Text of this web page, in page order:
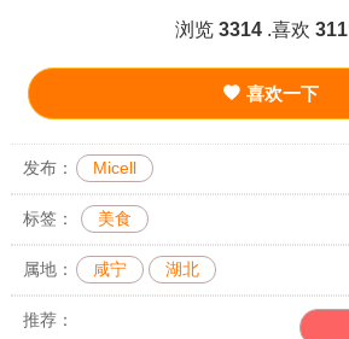
浏览 3314.喜欢 311
喜欢一下
发布： Micell
标签： 美食
属地： 咸宁 湖北
推荐：